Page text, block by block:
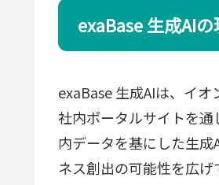
exaBase 生成AI
exaBase 生成AIは、イオ
社内ポータルサイトを
内データを基にした生
ネス創出の可能性を広げ